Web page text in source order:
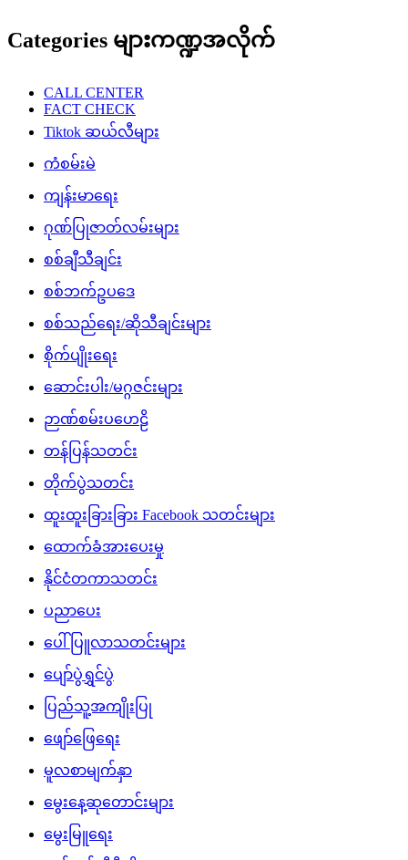
Categories များကဏ္ဍအလိုက်
CALL CENTER
FACT CHECK
Tiktok ဆယ်လီများ
ကံစမ်းမဲ
ကျန်းမာရေး
ဂုဏ်ပြုဇာတ်လမ်းများ
စစ်ချီသီချင်း
စစ်ဘက်ဥပဒေ
စစ်သည်ရေး/ဆိုသီချင်းများ
စိုက်ပျိုးရေး
ဆောင်းပါး/မဂ္ဂဇင်းများ
ဉာဏ်စမ်းပဟေဠိ
တန်ပြန်သတင်း
တိုက်ပွဲသတင်း
ထူးထူးခြားခြား Facebook သတင်းများ
ထောက်ခံအားပေးမှု
နိုင်ငံတကာသတင်း
ပညာပေး
ပေါ်ပြူလာသတင်းများ
ပျော်ပွဲရွှင်ပွဲ
ပြည်သူ့အကျိုးပြု
ဖျော်ဖြေရေး
မူလစာမျက်နှာ
မွေးနေ့ဆုတောင်းများ
မွေးမြူရေး